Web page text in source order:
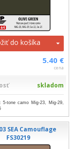
do košíka
5.40 €
cena
skladom
5-tone camo Mig-23, Mig-29,
SEA Camouflage
FS30219